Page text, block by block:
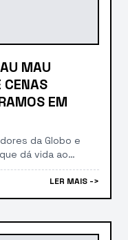
MAU
CENAS
EM
da Globo e
dá vida ao
“Quem Ama
segurou a língua e
quentes das cenas
LER MAIS ->